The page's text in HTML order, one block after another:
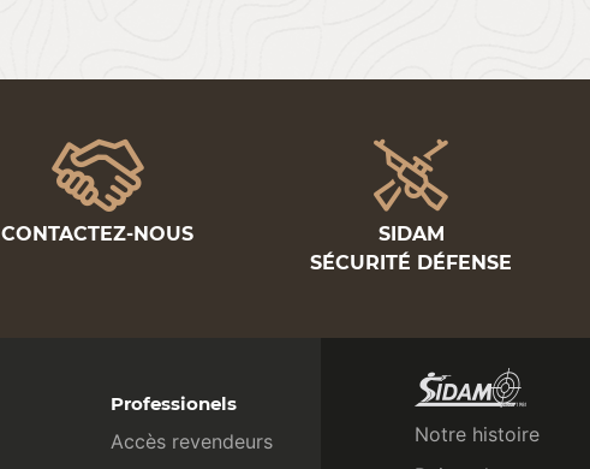
CONTACTEZ-NOUS
SIDAM
SÉCURITÉ DÉFENSE
Professionels
Accès revendeurs
Notre histoire